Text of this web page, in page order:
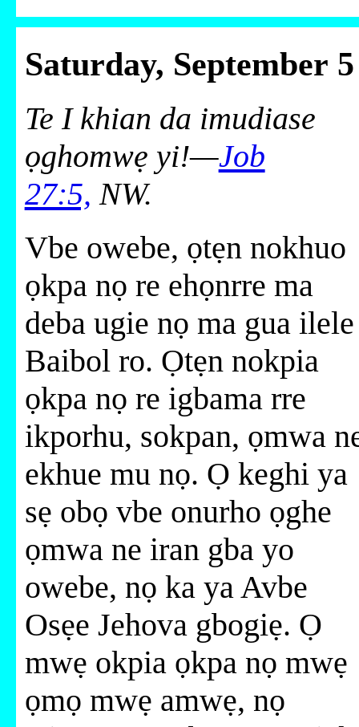
Saturday, September 5
Te I khian da imudiase
ọghomwẹ yi!—Job
27:5, NW.
Vbe owebe, ọtẹn nokhuo
ọkpa nọ re ehọnrre ma
deba ugie nọ ma gua ilele
Baibol ro. Ọtẹn nokpia
ọkpa nọ re igbama rre
ikporhu, sokpan, ọmwa
ekhue mu nọ. Ọ keghi ya
sẹ obọ vbe onurho ọghe
ọmwa ne iran gba yo
owebe, nọ ka ya Avbe
Osẹe Jehova gbogiẹ. Ọ
mwẹ okpia ọkpa nọ mwẹ
ọmọ mwẹ amwẹ, nọ